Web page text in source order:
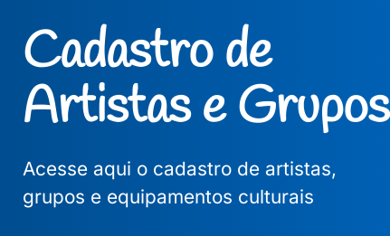
Cadastro de
Artistas e Grupos
Acesse aqui o cadastro de artistas,
grupos e equipamentos culturais